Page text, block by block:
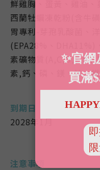
鮮雞胸、蛋黃、雞油
西蘭牡蠣凍乾粉(含牛
胃專利-芽孢乳酸菌、
(EPA28%、DHA11%)
素礦物質
素,鈣、磷、鎂、鋅、
到期日
2028年1月
注意事項